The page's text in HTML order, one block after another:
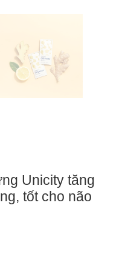
Unicity tăng
tốt cho não